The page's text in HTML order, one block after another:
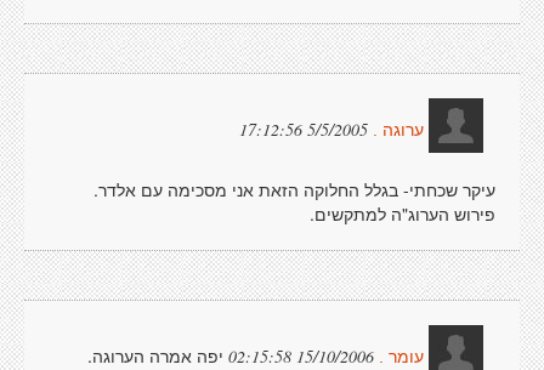
ערוגה . 5/5/2005 17:12:56
עיקר שכחתי- בגלל החלוקה הזאת אני מסכימה עם אלדר.
פירוש הערוג"ה למתקשים.
עומר . 15/10/2006 02:15:58 יפה אמרה הערוגה.